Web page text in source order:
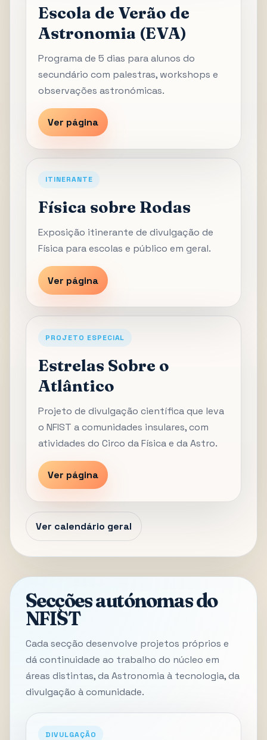
Escola de Verão de
Astronomia (EVA)
Programa de 5 dias para alunos do
secundário com palestras, workshops e
observações astronómicas.
Ver página
ITINERANTE
Física sobre Rodas
Exposição itinerante de divulgação de
Física para escolas e público em geral.
Ver página
PROJETO ESPECIAL
Estrelas Sobre o
Atlântico
Projeto de divulgação científica que leva
o NFIST a comunidades insulares, com
atividades do Circo da Física e da Astro.
Ver página
Ver calendário geral
Secções autónomas do
NFIST
Cada secção desenvolve projetos próprios e
dá continuidade ao trabalho do núcleo em
áreas distintas, da Astronomia à tecnologia, da
divulgação à comunidade.
DIVULGAÇÃO